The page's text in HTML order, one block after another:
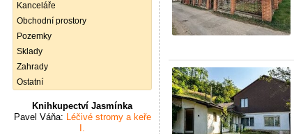
Kanceláře
Obchodní prostory
Pozemky
Sklady
Zahrady
Ostatní
Knihkupectví Jasmínka
Pavel Váňa: Léčivé stromy a keře
I.